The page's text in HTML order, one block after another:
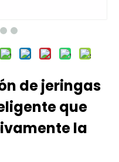
de jeringas
que
la